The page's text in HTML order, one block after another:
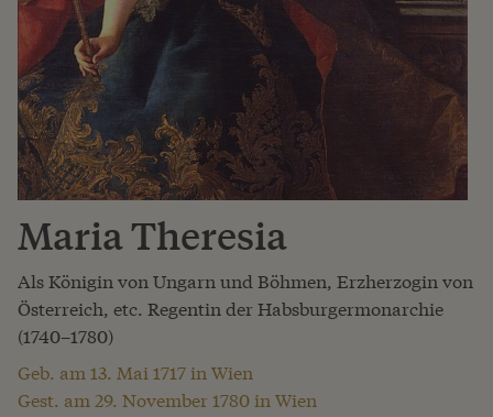
Maria Theresia
Als Königin von Ungarn und Böhmen, Erzherzogin von
Österreich, etc. Regentin der Habsburgermonarchie
(1740–1780)
Geb. am 13. Mai 1717 in Wien
Gest. am 29. November 1780 in Wien